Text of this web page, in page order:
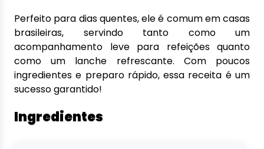
Perfeito para dias quentes, ele é comum em casas
brasileiras, servindo tanto como um
acompanhamento leve para refeições quanto
como um lanche refrescante. Com poucos
ingredientes e preparo rápido, essa receita é um
sucesso garantido!
Ingredientes